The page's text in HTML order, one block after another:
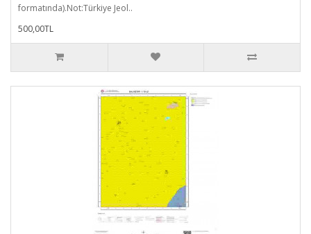
formatında).Not:Türkiye Jeol..
500,00TL